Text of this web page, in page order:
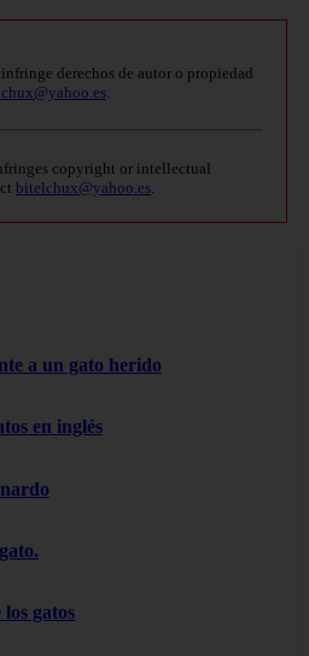
derechos de autor o propiedad
copyright or intellectual
bitelchux@yahoo.es
a un gato herido
en inglés
gatos